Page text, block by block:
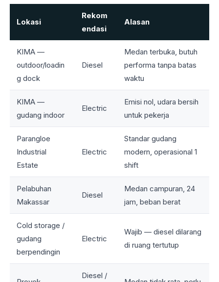
Lokasi
Rekom
endasi
Alasan
KIMA —
outdoor/loadin
g dock
Diesel
Medan terbuka, butuh
performa tanpa batas
waktu
KIMA —
gudang indoor
Electric
Emisi nol, udara bersih
untuk pekerja
Parangloe
Industrial
Estate
Electric
Standar gudang
modern, operasional 1
shift
Pelabuhan
Makassar
Diesel
Medan campuran, 24
jam, beban berat
Cold storage /
gudang
berpendingin
Electric
Wajib — diesel dilarang
di ruang tertutup
Diesel /